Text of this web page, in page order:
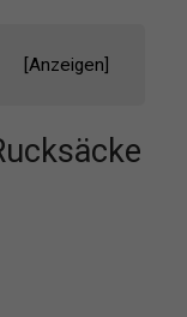
[Anzeigen]